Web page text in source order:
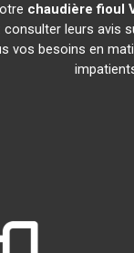
chaudière fioul
consulter leurs avis
vos besoins en